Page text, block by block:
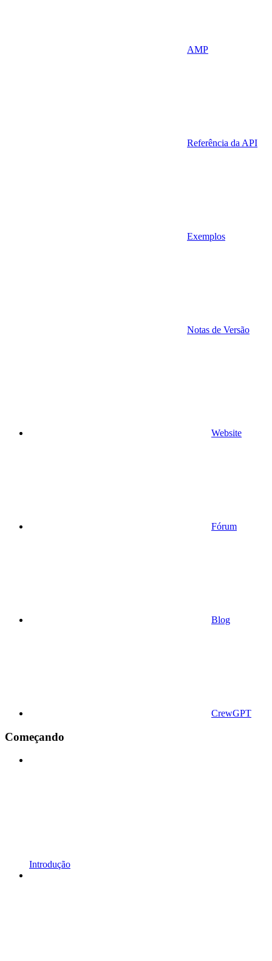
AMP
Referência da API
Exemplos
Notas de Versão
Website
Fórum
Blog
CrewGPT
Começando
Introdução